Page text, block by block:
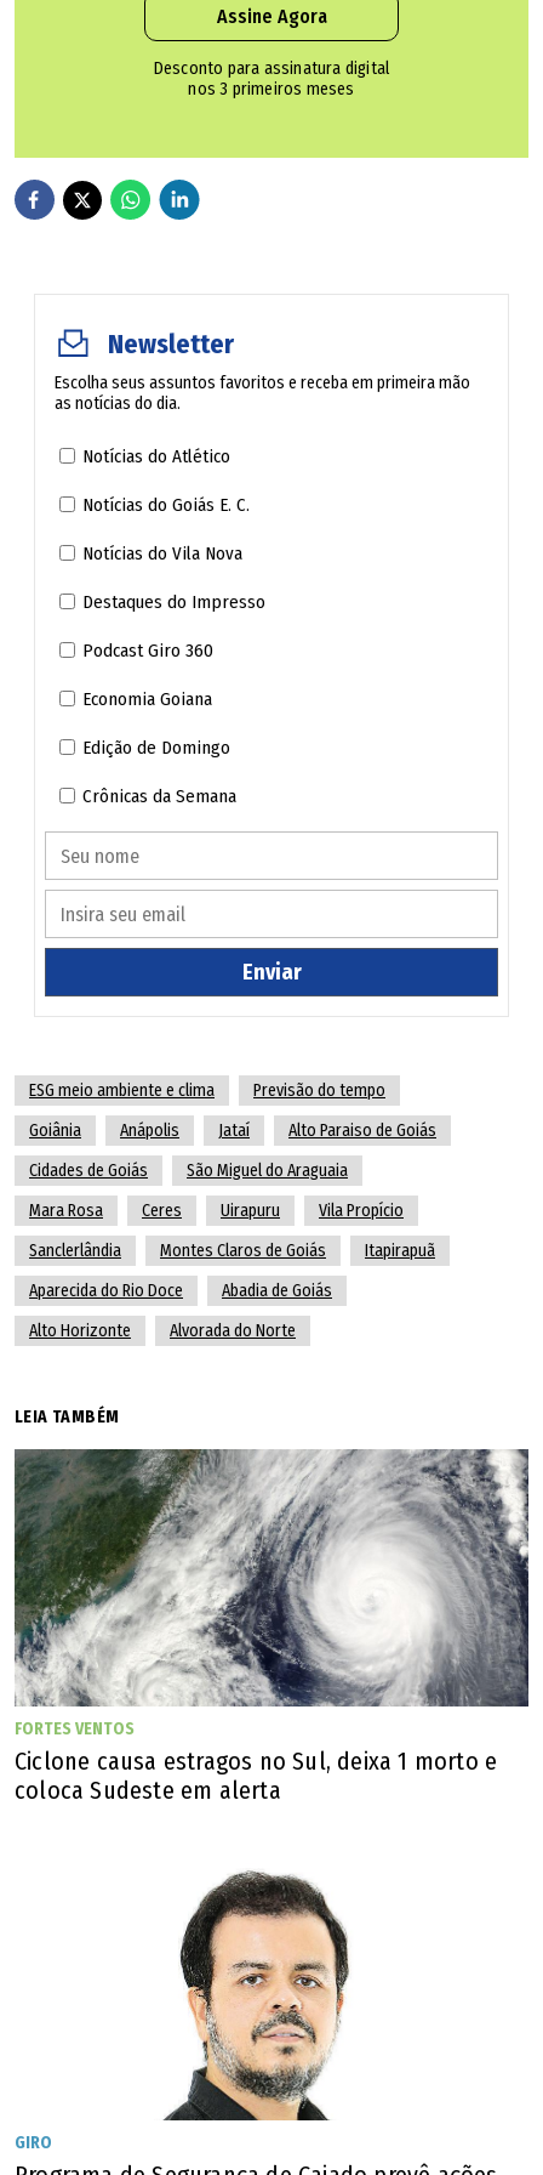
Governo reduz captação do Rio Meia Ponte em 25%
Abadia de Goiás
Abadiânia
Acreúna
Água Fria de Goiás
Água Limpa
Alexânia
Aloândia
Alto Horizonte
Alto Paraíso de Goiás
Amaralina
Americano do Brasil
Amorinópolis
Anápolis
Anicuns
Aparecida de Goiânia
Aparecida do Rio Doce
Araçu
Aragarças
Aragoiânia
Avelinópolis
Baliza
Assine Agora
Desconto para assinatura digital
nos 3 primeiros meses
Newsletter
Escolha seus assuntos favoritos e receba em primeira mão
as notícias do dia.
Notícias do Atlético
Notícias do Goiás E. C.
Notícias do Vila Nova
Destaques do Impresso
Podcast Giro 360
Economia Goiana
Edição de Domingo
Crônicas da Semana
Enviar
ESG meio ambiente e clima
Previsão do tempo
Goiânia
Anápolis Jataí
Alto Paraiso de Goiás
Cidades de Goiás
São Miguel do Araguaia
Mara Rosa
Ceres Uirapuru
Vila Propício
Sanclerlândia
Montes Claros de Goiás
Itapirapuã
Aparecida do Rio Doce
Abadia de Goiás
Alto Horizonte
Alvorada do Norte
LEIA TAMBÉM
FORTES VENTOS
Ciclone causa estragos no Sul, deixa 1 morto e
coloca Sudeste em alerta
GIRO